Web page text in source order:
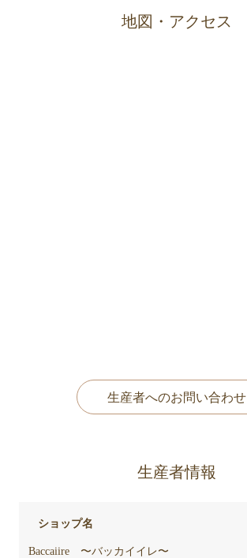
地図・アクセス
生産者へのお問い合わせ
生産者情報
ショップ名
Baccaiire 〜バッカイイレ〜